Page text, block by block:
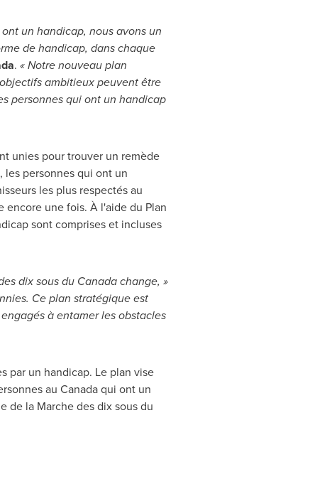
un handicap, nous avons un
de handicap, dans chaque
. « Notre nouveau plan
ambitieux peuvent être
personnes qui ont un handicap
unies pour trouver un remède
les personnes qui ont un
les plus respectés au
encore une fois. À l'aide du Plan
sont comprises et incluses
dix sous du Canadachange, »
Ce plan stratégique est
à entamer les obstacles
par un handicap. Le plan vise
au Canadaqui ont un
de la Marche des dix sous du